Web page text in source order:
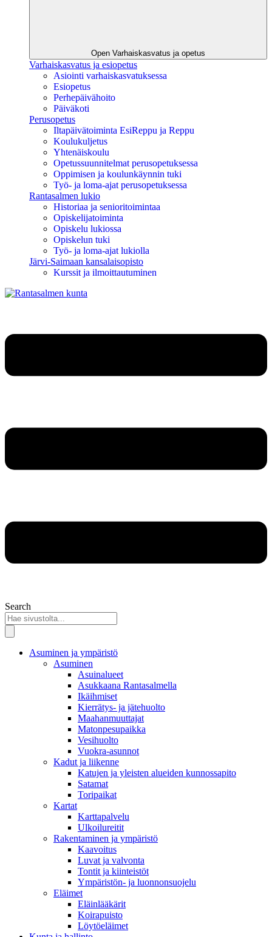
Open Varhaiskasvatus ja opetus
Varhaiskasvatus ja esiopetus
Asiointi varhaiskasvatuksessa
Esiopetus
Perhepäivähoito
Päiväkoti
Perusopetus
Iltapäivätoiminta EsiReppu ja Reppu
Koulukuljetus
Yhtenäiskoulu
Opetussuunnitelmat perusopetuksessa
Oppimisen ja koulunkäynnin tuki
Työ- ja loma-ajat perusopetuksessa
Rantasalmen lukio
Historiaa ja senioritoimintaa
Opiskelijatoiminta
Opiskelu lukiossa
Opiskelun tuki
Työ- ja loma-ajat lukiolla
Järvi-Saimaan kansalaisopisto
Kurssit ja ilmoittautuminen
Search
Asuminen ja ympäristö
Asuminen
Asuinalueet
Asukkaana Rantasalmella
Ikäihmiset
Kierrätys- ja jätehuolto
Maahanmuuttajat
Matonpesupaikka
Vesihuolto
Vuokra-asunnot
Kadut ja liikenne
Katujen ja yleisten alueiden kunnossapito
Satamat
Toripaikat
Kartat
Karttapalvelu
Ulkoilureitit
Rakentaminen ja ympäristö
Kaavoitus
Luvat ja valvonta
Tontit ja kiinteistöt
Ympäristön- ja luonnonsuojelu
Eläimet
Eläinlääkärit
Koirapuisto
Löytöeläimet